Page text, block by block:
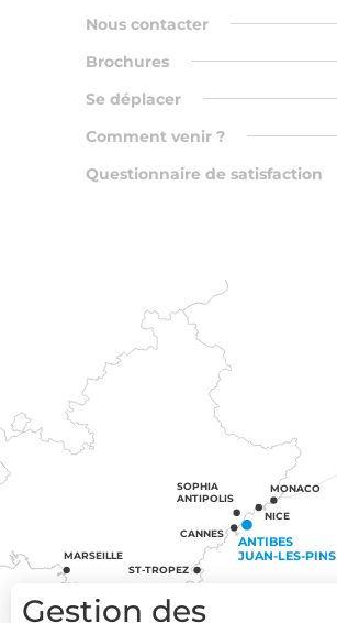
Nous contacter
Brochures
Se déplacer
Comment venir ?
Questionnaire de satisfaction
ST-TROPEZ
MARSEILLE
CANNES
ANTIBES
JUAN-LES-PINS
SOPHIA
ANTIPOLIS
NICE
MONACO
Gestion des